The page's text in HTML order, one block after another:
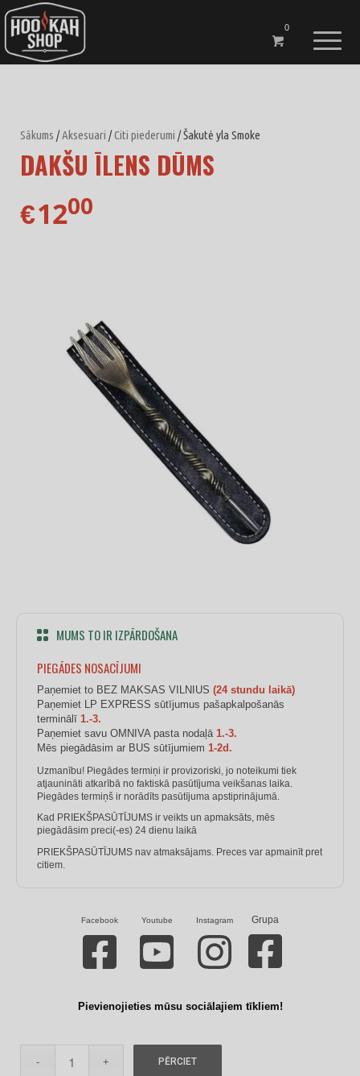
0
Sākums /Aksesuari /Citi piederumi / Šakutė yla Smoke
DAKŠU ĪLENS DŪMS
€1200
MUMS TO IR IZPĀRDOŠANA
PIEGĀDES NOSACĪJUMI
Paņemiet to BEZ MAKSAS VILNIUS (24 stundu laikā)
Paņemiet LP EXPRESS sūtījumus pašapkalpošanās
terminālī 1.-3.
Paņemiet savu OMNIVA pasta nodaļā 1.-3.
Mēs piegādāsim ar BUS sūtījumiem 1-2d.
Uzmanību! Piegādes termiņi ir provizoriski, jo noteikumi tiek
atjaunināti atkarībā no faktiskā pasūtījuma veikšanas laika.
Piegādes termiņš ir norādīts pasūtījuma apstiprinājumā.
Kad PRIEKŠPASŪTĪJUMS ir veikts un apmaksāts, mēs
piegādāsim preci(-es) 24 dienu laikā
PRIEKŠPASŪTĪJUMS nav atmaksājams. Preces var apmainīt pret
citiem.
Facebook Youtube Instagram Grupa
Pievienojieties mūsu sociālajiem tīkliem!
PĒRCIET